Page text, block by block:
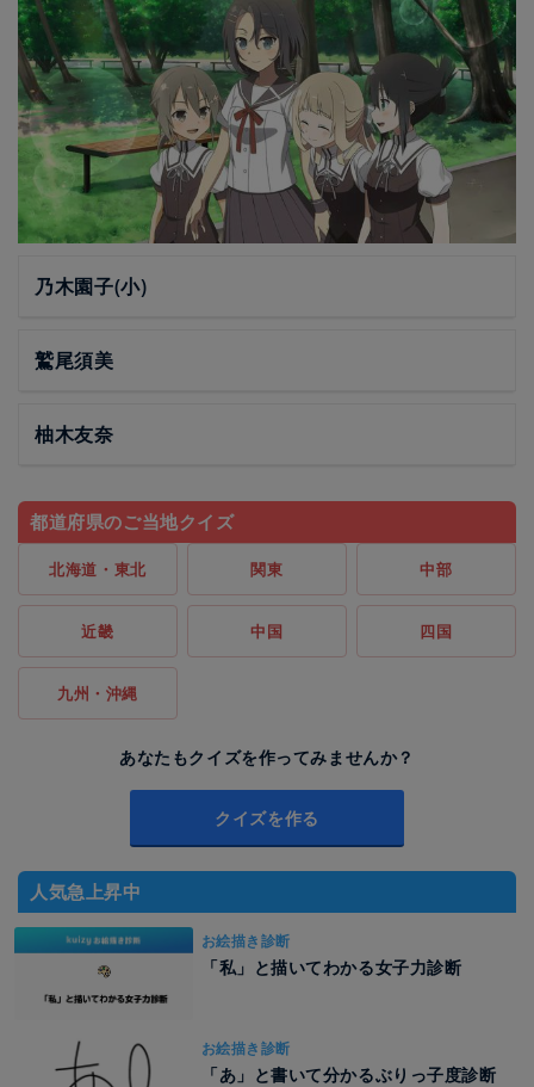
乃木園子(小)
鷲尾須美
柚木友奈
都道府県のご当地クイズ
北海道・東北 関東 中部
近畿 中国 四国
九州・沖縄
あなたもクイズを作ってみませんか？
クイズを作る
人気急上昇中
お絵描き診断
「私」と描いてわかる女子力診断
お絵描き診断
「あ」と書いて分かるぶりっ子度診断